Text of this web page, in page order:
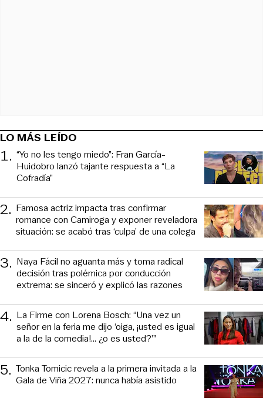
LO MÁS LEÍDO
1. “Yo no les tengo miedo”: Fran García-
Huidobro lanzó tajante respuesta a “La
Cofradía”
2. Famosa actriz impacta tras confirmar
romance con Camiroga y exponer reveladora
situación: se acabó tras ‘culpa’ de una colega
3. Naya Fácil no aguanta más y toma radical
decisión tras polémica por conducción
extrema: se sinceró y explicó las razones
4. La Firme con Lorena Bosch: “Una vez un
señor en la feria me dijo ‘oiga, ¡usted es igual
a la de la comedia!... ¿o es usted?’”
5. Tonka Tomicic revela a la primera invitada a la
Gala de Viña 2027: nunca había asistido